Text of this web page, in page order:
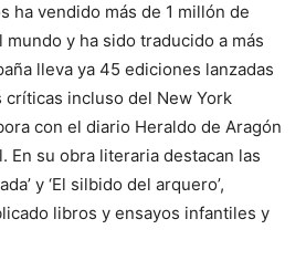
ha vendido más de 1 millón de
y ha sido traducido a más
lleva ya 45 ediciones lanzadas
incluso del New York
con el diario Heraldo de Aragón
En su obra literaria destacan las
y ‘El silbido del arquero’,
libros y ensayos infantiles y